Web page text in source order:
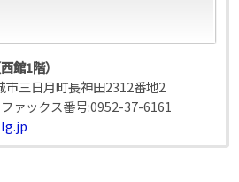
1階）
三日月町長神田2312番地2
ファックス番号:0952-37-6161